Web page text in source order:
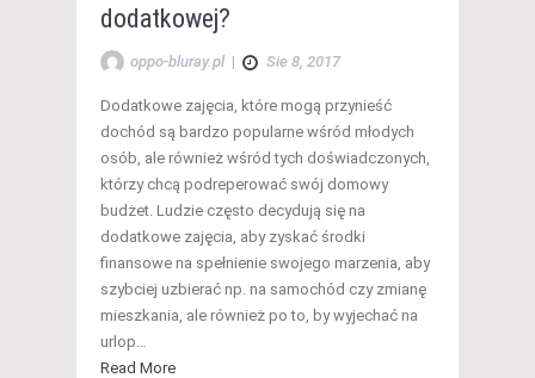
dodatkowej?
oppo-bluray.pl | Sie 8, 2017
Dodatkowe zajęcia, które mogą przynieść
dochód są bardzo popularne wśród młodych
osób, ale również wśród tych doświadczonych,
którzy chcą podreperować swój domowy
budżet. Ludzie często decydują się na
dodatkowe zajęcia, aby zyskać środki
finansowe na spełnienie swojego marzenia, aby
szybciej uzbierać np. na samochód czy zmianę
mieszkania, ale również po to, by wyjechać na
urlop…
Read More